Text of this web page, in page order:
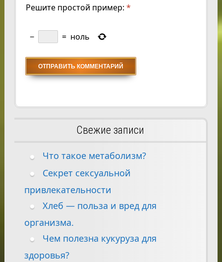
Решите простой пример: *
− = ноль
Свежие записи
Что такое метаболизм?
Секрет сексуальной
привлекательности
Хлеб — польза и вред для
организма.
Чем полезна кукуруза для
здоровья?